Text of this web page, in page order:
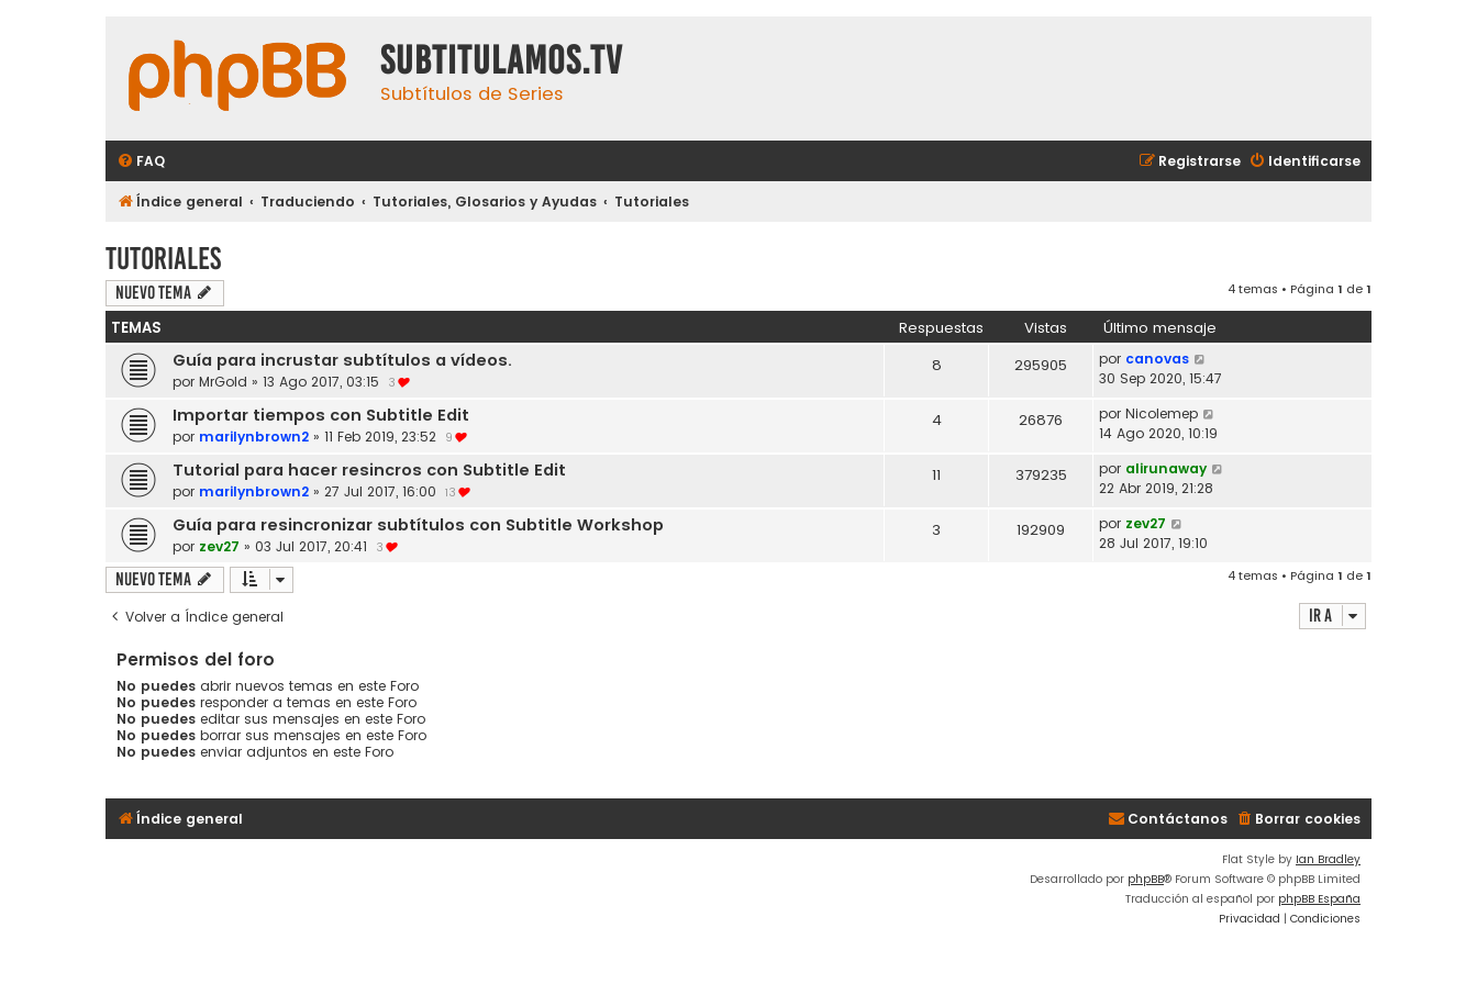
subtitulamos.tv
Subtítulos de Series
FAQ Identificarse
Registrarse
Índice general Traduciendo Tutoriales, Glosarios y Ayudas Tutoriales
Tutoriales
Nuevo Tema 4 temas • Página 1 de1
TEMAS Respuestas Vistas Último mensaje
Guía para incrustar subtítulos a vídeos.
por MrGold » 13 Ago 2017, 03:15 3
8 295905 por canovas
30 Sep 2020, 15:47
Importar tiempos con Subtitle Edit
por marilynbrown2 » 11 Feb 2019, 23:52 9
4 26876 por Nicolemep
14 Ago 2020, 10:19
Tutorial para hacer resincros con Subtitle Edit
por marilynbrown2 » 27 Jul 2017, 16:00 13
11 379235 por alirunaway
22 Abr 2019, 21:28
Guía para resincronizar subtítulos con Subtitle Workshop
por zev27 » 03 Jul 2017, 20:41 3
3 192909 por zev27
28 Jul 2017, 19:10
Nuevo Tema 4 temas • Página 1 de1
Volver a Índice general Ir a
Permisos del foro
No puedes abrir nuevos temas en este Foro
No puedes responder a temas en este Foro
No puedes editar sus mensajes en este Foro
No puedes borrar sus mensajes en este Foro
No puedes enviar adjuntos en este Foro
Índice general Borrar cookies
Contáctanos
Flat Style by Ian Bradley
Desarrollado por phpBB® Forum Software © phpBB Limited
Traducción al español por phpBB España
Privacidad | Condiciones